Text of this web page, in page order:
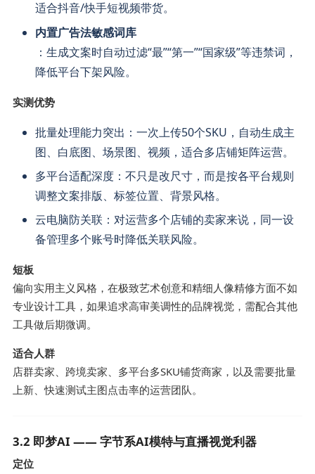
适合抖音/快手短视频带货。
内置广告法敏感词库
：生成文案时自动过滤“最”“第一”“国家级”等违禁词，
降低平台下架风险。
实测优势
批量处理能力突出：一次上传50个SKU，自动生成主
图、白底图、场景图、视频，适合多店铺矩阵运营。
多平台适配深度：不只是改尺寸，而是按各平台规则
调整文案排版、标签位置、背景风格。
云电脑防关联：对运营多个店铺的卖家来说，同一设
备管理多个账号时降低关联风险。
短板
偏向实用主义风格，在极致艺术创意和精细人像精修方面不如
专业设计工具，如果追求高审美调性的品牌视觉，需配合其他
工具做后期微调。
适合人群
店群卖家、跨境卖家、多平台多SKU铺货商家，以及需要批量
上新、快速测试主图点击率的运营团队。
3.2 即梦AI —— 字节系AI模特与直播视觉利器
定位